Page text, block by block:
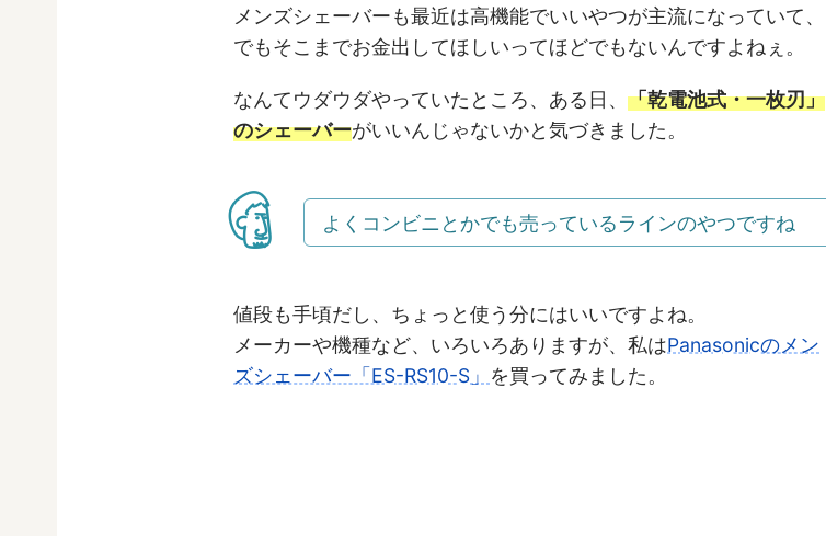
メンズシェーバーも最近は高機能でいいやつが主流になっていて、
でもそこまでお金出してほしいってほどでもないんですよねぇ。
なんてウダウダやっていたところ、ある日、 「乾電池式・一枚刃」
のシェーバーがいいんじゃないかと気づきました。
よくコンビニとかでも売っているラインのやつですね
値段も手頃だし、ちょっと使う分にはいいですよね。
メーカーや機種など、いろいろありますが、私はPanasonicのメン
ズシェーバー「ES-RS10-S」 を買ってみました。